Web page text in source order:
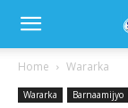
Home Wararka
Wararka Barnaamijyo